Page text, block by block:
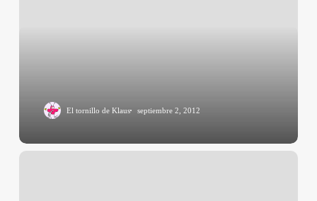
El tornillo de Klaus septiembre 2, 2012